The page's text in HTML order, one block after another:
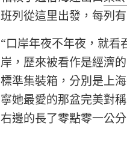
班列從這里出發，每列
“口岸年夜不年夜，就看
岸，歷來被看作是經濟
標準集裝箱，分別是上
寧她最愛的那盆完美對
右邊的長了零點零一公